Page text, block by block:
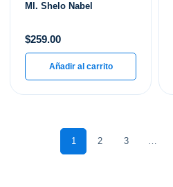
Ml. Shelo Nabel
$259.00
Añadir al carrito
1 2 3 …